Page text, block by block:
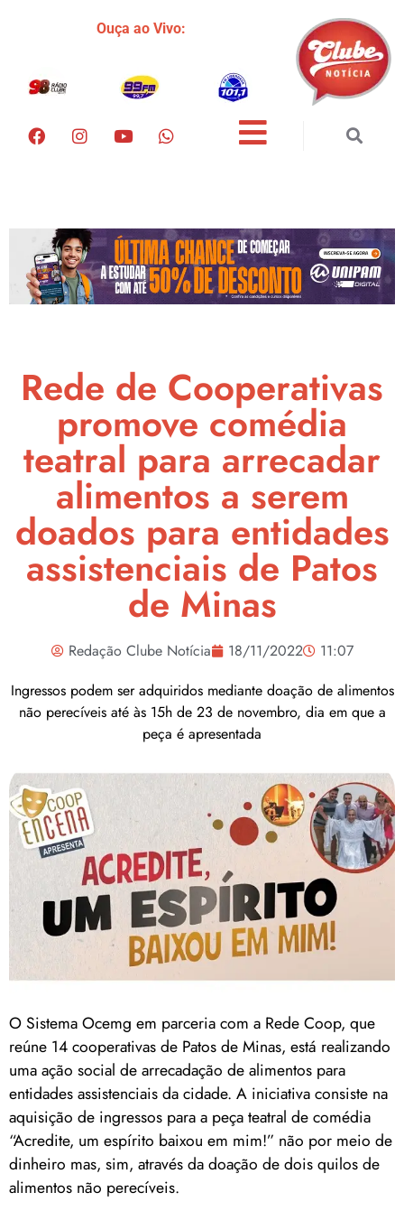
Ouça ao Vivo:
Rede de Cooperativas
promove comédia
teatral para arrecadar
alimentos a serem
doados para entidades
assistenciais de Patos
de Minas
Redação Clube Notícia 18/11/2022
11:07
Ingressos podem ser adquiridos mediante doação de alimentos
não perecíveis até às 15h de 23 de novembro, dia em que a
peça é apresentada
O Sistema Ocemg em parceria com a Rede Coop, que
reúne 14 cooperativas de Patos de Minas, está realizando
uma ação social de arrecadação de alimentos para
entidades assistenciais da cidade. A iniciativa consiste na
aquisição de ingressos para a peça teatral de comédia
“Acredite, um espírito baixou em mim!” não por meio de
dinheiro mas, sim, através da doação de dois quilos de
alimentos não perecíveis.